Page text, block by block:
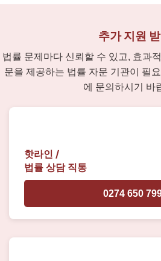
추가 지원 받
법률 문제마다 신뢰할 수 있고, 효과
문을 제공하는 법률 자문 기관이 필
에 문의하시기 바
핫라인 /
법률 상담 직통
0274 650